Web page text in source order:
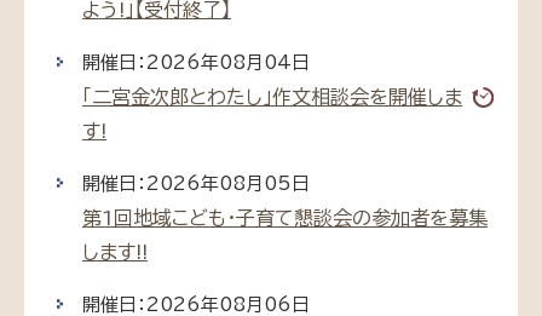
よう!」【受付終了】
開催日：2026年08月04日
「二宮金次郎とわたし」作文相談会を開催しま
す!
開催日：2026年08月05日
第1回地域こども・子育て懇談会の参加者を募集
します!!
開催日：2026年08月06日